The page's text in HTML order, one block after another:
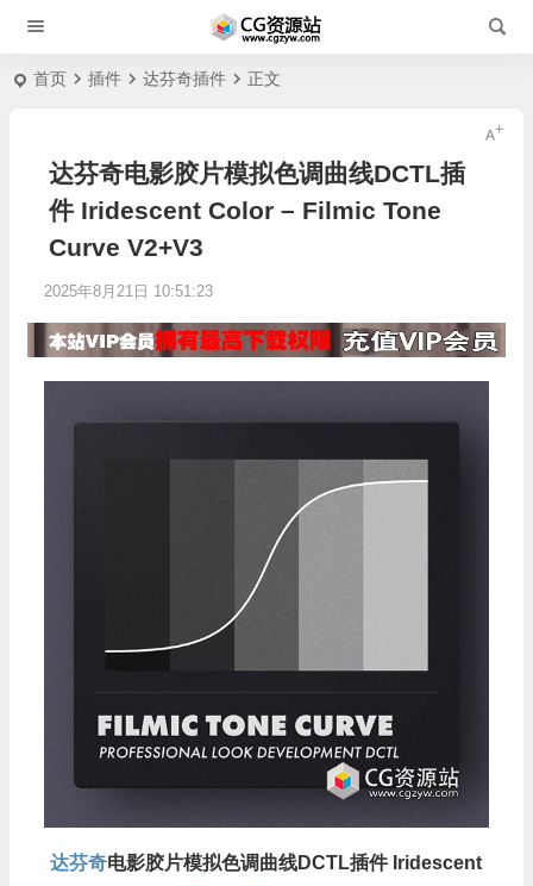
首页 插件 达芬奇插件 正文
达芬奇电影胶片模拟色调曲线DCTL插
件 Iridescent Color – Filmic Tone
Curve V2+V3
2025年8月21日 10:51:23
达芬奇电影胶片模拟色调曲线DCTL插件 Iridescent